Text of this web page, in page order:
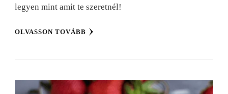
legyen mint amit te szeretnél!
OLVASSON TOVÁBB